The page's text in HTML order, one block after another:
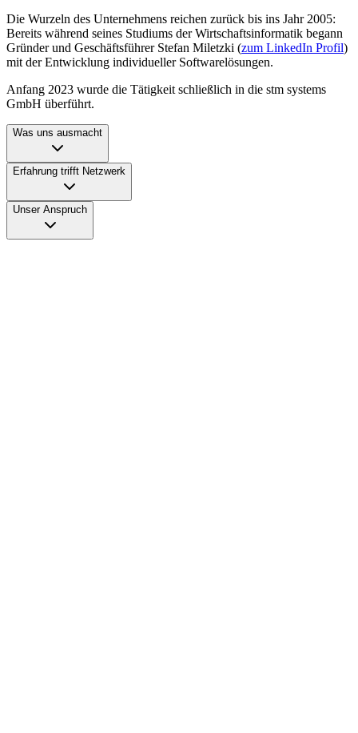
Die Wurzeln des Unternehmens reichen zurück bis ins Jahr 2005:
Bereits während seines Studiums der Wirtschaftsinformatik begann
Gründer und Geschäftsführer Stefan Miletzki (zum LinkedIn Profil)
mit der Entwicklung individueller Softwarelösungen.
Anfang 2023 wurde die Tätigkeit schließlich in die stm systems
GmbH überführt.
Was uns ausmacht
Erfahrung trifft Netzwerk
Unser Anspruch